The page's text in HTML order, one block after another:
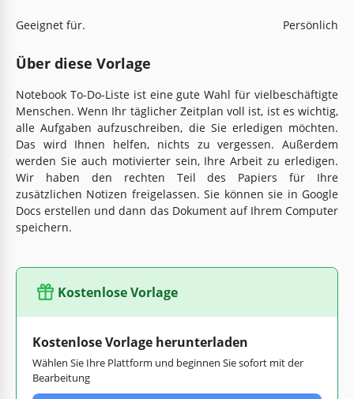
Geeignet für. Persönlich
Über diese Vorlage
Notebook To-Do-Liste ist eine gute Wahl für vielbeschäftigte
Menschen. Wenn Ihr täglicher Zeitplan voll ist, ist es wichtig,
alle Aufgaben aufzuschreiben, die Sie erledigen möchten.
Das wird Ihnen helfen, nichts zu vergessen. Außerdem
werden Sie auch motivierter sein, Ihre Arbeit zu erledigen.
Wir haben den rechten Teil des Papiers für Ihre
zusätzlichen Notizen freigelassen. Sie können sie in Google
Docs erstellen und dann das Dokument auf Ihrem Computer
speichern.
Kostenlose Vorlage
Kostenlose Vorlage herunterladen
Wählen Sie Ihre Plattform und beginnen Sie sofort mit der
Bearbeitung